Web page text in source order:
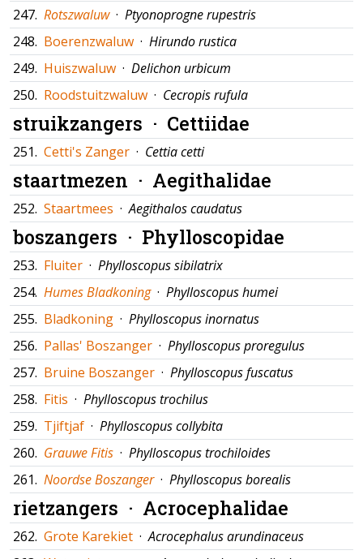
247. Rotszwaluw · Ptyonoprogne rupestris
248. Boerenzwaluw · Hirundo rustica
249. Huiszwaluw · Delichon urbicum
250. Roodstuitzwaluw · Cecropis rufula
struikzangers · Cettiidae
251. Cetti's Zanger · Cettia cetti
staartmezen · Aegithalidae
252. Staartmees ·Aegithalos caudatus
boszangers · Phylloscopidae
253. Fluiter · Phylloscopus sibilatrix
254. Humes Bladkoning · Phylloscopus humei
255. Bladkoning · Phylloscopus inornatus
256. Pallas' Boszanger · Phylloscopus proregulus
257. Bruine Boszanger · Phylloscopus fuscatus
258. Fitis · Phylloscopus trochilus
259. Tjiftjaf · Phylloscopus collybita
260. Grauwe Fitis · Phylloscopus trochiloides
261. Noordse Boszanger · Phylloscopus borealis
rietzangers · Acrocephalidae
262. Grote Karekiet ·Acrocephalus arundinaceus